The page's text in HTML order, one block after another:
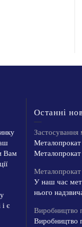
Вам
є
Останні
Застосування
Металопрокат
Металопрокат
Металопрокат
У наш час
нього
Виробництво
Виробництво